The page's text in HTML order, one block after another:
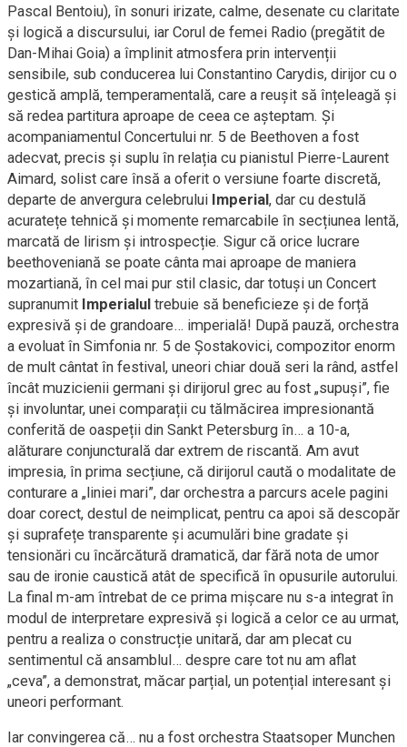
Pascal Bentoiu), în sonuri irizate, calme, desenate cu claritate
și logică a discursului, iar Corul de femei Radio (pregătit de
Dan-Mihai Goia) a împlinit atmosfera prin intervenții
sensibile, sub conducerea lui Constantino Carydis, dirijor cu o
gestică amplă, temperamentală, care a reușit să înțeleagă și
să redea partitura aproape de ceea ce așteptam. Și
acompaniamentul Concertului nr. 5 de Beethoven a fost
adecvat, precis și suplu în relația cu pianistul Pierre-Laurent
Aimard, solist care însă a oferit o versiune foarte discretă,
departe de anvergura celebrului Imperial, dar cu destulă
acuratețe tehnică și momente remarcabile în secțiunea lentă,
marcată de lirism și introspecție. Sigur că orice lucrare
beethoveniană se poate cânta mai aproape de maniera
mozartiană, în cel mai pur stil clasic, dar totuși un Concert
supranumit Imperialul trebuie să beneficieze și de forță
expresivă și de grandoare… imperială! După pauză, orchestra
a evoluat în Simfonia nr. 5 de Șostakovici, compozitor enorm
de mult cântat în festival, uneori chiar două seri la rând, astfel
încât muzicienii germani și dirijorul grec au fost „supuși”, fie
și involuntar, unei comparații cu tălmăcirea impresionantă
conferită de oaspeții din Sankt Petersburg în… a 10-a,
alăturare conjuncturală dar extrem de riscantă. Am avut
impresia, în prima secțiune, că dirijorul caută o modalitate de
conturare a „liniei mari”, dar orchestra a parcurs acele pagini
doar corect, destul de neimplicat, pentru ca apoi să descopăr
și suprafețe transparente și acumulări bine gradate și
tensionări cu încărcătură dramatică, dar fără nota de umor
sau de ironie caustică atât de specifică în opusurile autorului.
La final m-am întrebat de ce prima mișcare nu s-a integrat în
modul de interpretare expresivă și logică a celor ce au urmat,
pentru a realiza o construcție unitară, dar am plecat cu
sentimentul că ansamblul… despre care tot nu am aflat
„ceva”, a demonstrat, măcar parțial, un potențial interesant și
uneori performant.
Iar convingerea că… nu a fost orchestra Staatsoper Munchen